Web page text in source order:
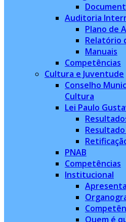
Auditoria
Plano de
Relatório
Manuais
Competências
Cultura e Juventude
Conselho
Cultura
Lei Paulo
Resultado
PNAB
Competências
Institucional
Quem é